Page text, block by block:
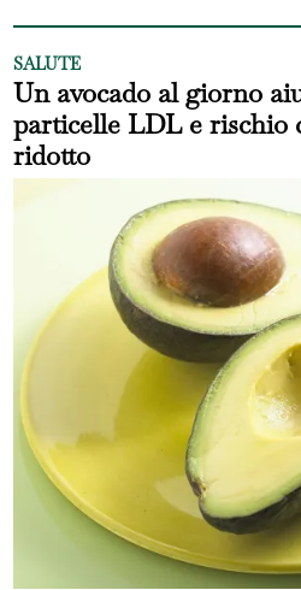
SALUTE
Un avocado al giorno
particelle LDL e rischio
ridotto